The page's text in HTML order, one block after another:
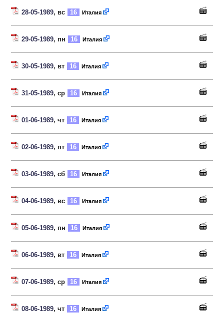
28-05-1989, вс 16 Италия
29-05-1989, пн 16 Италия
30-05-1989, вт 16 Италия
31-05-1989, ср 16 Италия
01-06-1989, чт 16 Италия
02-06-1989, пт 16 Италия
03-06-1989, сб 16 Италия
04-06-1989, вс 16 Италия
05-06-1989, пн 16 Италия
06-06-1989, вт 16 Италия
07-06-1989, ср 16 Италия
08-06-1989, чт 16 Италия